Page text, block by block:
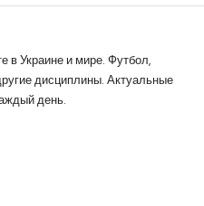
в Украине и мире. Футбол,
дисциплины. Актуальные
день.